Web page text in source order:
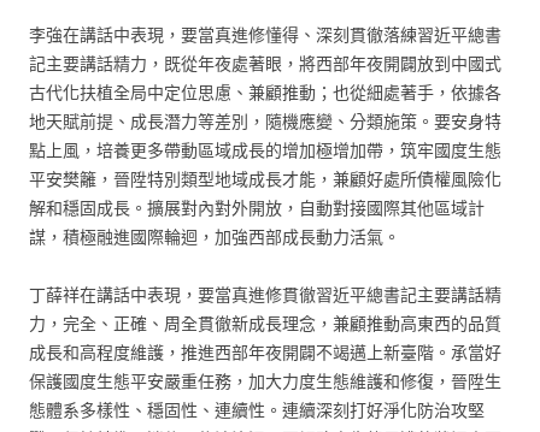
李強在講話中表現，要當真進修懂得、深刻貫徹落練習近平總書
記主要講話精力，既從年夜處著眼，將西部年夜開闢放到中國式
古代化扶植全局中定位思慮、兼顧推動；也從細處著手，依據各
地天賦前提、成長潛力等差別，隨機應變、分類施策。要安身特
點上風，培養更多帶動區域成長的增加極增加帶，筑牢國度生態
平安樊籬，晉陞特別類型地域成長才能，兼顧好處所債權風險化
解和穩固成長。擴展對內對外開放，自動對接國際其他區域計
謀，積極融進國際輪迴，加強西部成長動力活氣。
丁薛祥在講話中表現，要當真進修貫徹習近平總書記主要講話精
力，完全、正確、周全貫徹新成長理念，兼顧推動高東西的品質
成長和高程度維護，推進西部年夜開闢不竭邁上新臺階。承當好
保護國度生態平安嚴重任務，加大力度生態維護和修復，晉陞生
態體系多樣性、穩固性、連續性。連續深刻打好淨化防治攻堅